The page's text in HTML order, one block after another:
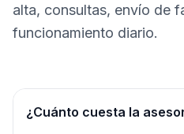
alta, consultas, envío de
funcionamiento diario.
¿Cuánto cuesta la